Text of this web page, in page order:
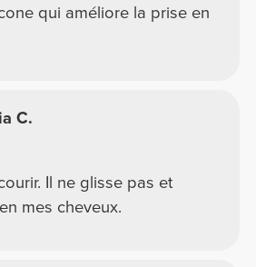
qui améliore la prise en
C.
Il ne glisse pas et
mes cheveux.